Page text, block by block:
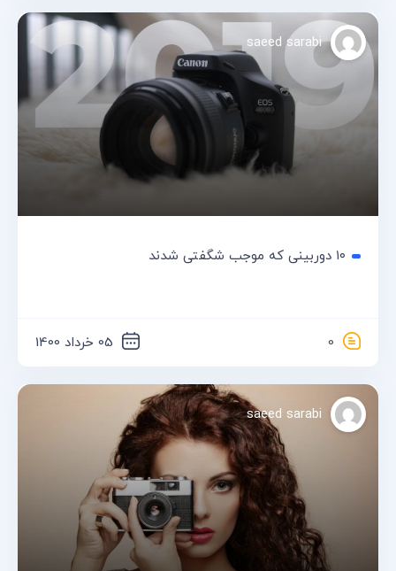
saeed sarabi
۱۰ دوربینی که موجب شگفتی شدند
0 05 خرداد 1400
saeed sarabi